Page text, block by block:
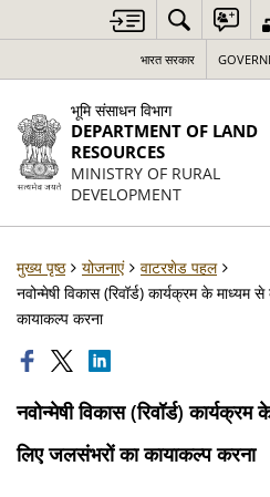
भारत सरकार
भूमि संसाधन विभाग
DEPARTMENT OF LAND
RESOURCES
MINISTRY OF RURAL
DEVELOPMENT
मुख्य पृष्ठ योजनाएं
वाटरशेड पहल
नवोन्मेषी विकास (रिवॉर्ड) कार्यक्रम के
कायाकल्प करना
नवोन्मेषी विकास (रिवॉर्ड)
लिए जलसंभरों का कायाकल्प करना